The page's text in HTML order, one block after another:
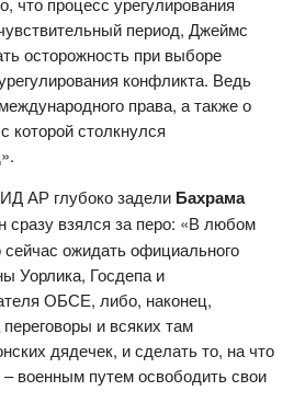
период, Джеймс
осторожность при выборе
конфликта. Ведь
права, а также о
которой столкнулся
АР глубоко задели Бахрама
сразу взялся за перо: «В любом
ожидать официального
Уорлика, Госдепа и
ОБСЕ, либо, наконец,
и всяких там
дядечек, и сделать то, на что
военным путем освободить свои